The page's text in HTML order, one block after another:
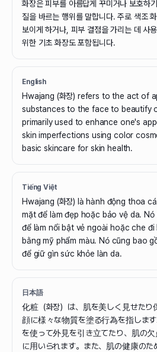
화장은 피부를 아름답게 꾸미거나 보호하
질을 바르는 행위를 말합니다. 주로 색조
보이게 하거나, 피부 결점을 가리는 데 사
위한 기초 화장도 포함됩니다.
English
Hwajang (화장) refers to the act of
substances to the face to beautify
primarily used to enhance one's
skin imperfections using color
basic skincare for skin health.
Tiếng Việt
Hwajang (화장) là hành động thoa
mặt để làm đẹp hoặc bảo vệ da.
để làm nổi bật vẻ ngoài hoặc che đi
bằng mỹ phẩm màu. Nó cũng bao
để giữ gìn sức khỏe làn da.
日本語
化粧（화장）は、肌を美しく見せたり
顔に様々な物質を塗る行為を指しま
を使って外見を引き立てたり、肌の
に用いられます。また、肌の健康の